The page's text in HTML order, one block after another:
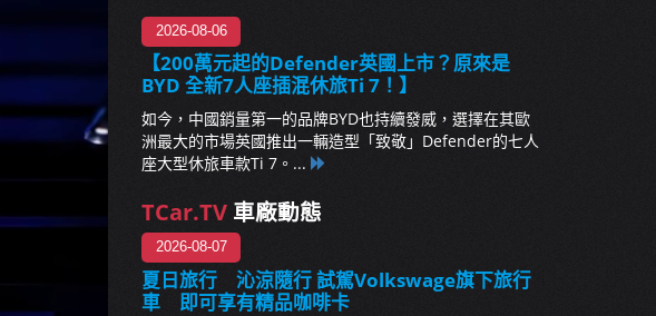
2026-08-06
【200萬元起的Defender英國上市？原來是
BYD 全新7人座插混休旅Ti 7！】
如今，中國銷量第一的品牌BYD也持續發威，選擇在其歐
洲最大的市場英國推出一輛造型「致敬」Defender的七人
座大型休旅車款Ti 7。...
TCar.TV 車廠動態
2026-08-07
夏日旅行 沁涼隨行 試駕Volkswage旗下旅行
車 即可享有精品咖啡卡